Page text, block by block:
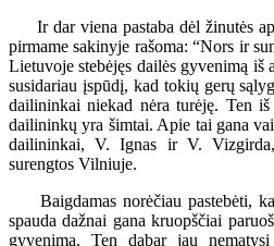
Ir dar viena pastaba dėl žinutės
pirmame sakinyje rašoma: “Nors ir
Lietuvoje stebėjęs dailės gyvenimą iš
susidariau įspūdį, kad tokių gerų
dailininkai niekad nėra turėję. Ten
dailininkų yra šimtai. Apie tai gana
dailininkai, V. Ignas ir V.
surengtos Vilniuje.
Baigdamas norėčiau pastebėti,
spauda dažnai gana kruopščiai
gyvenimą. Ten dabar jau